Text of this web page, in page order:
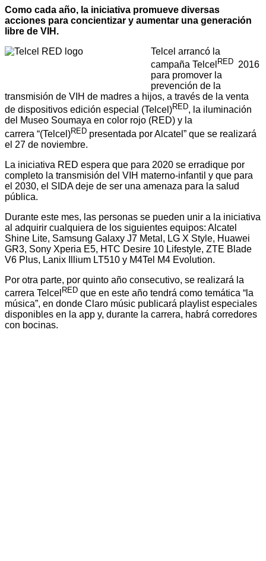
Como cada año, la iniciativa promueve diversas
acciones para concientizar y aumentar una generación
libre de VIH.
Telcel arrancó la
campaña Telcel RED 2016
para promover la
prevención de la
transmisión de VIH de madres a hijos, a través de la venta
de dispositivos edición especial (Telcel)RED, la iluminación
del Museo Soumaya en color rojo (RED) y la
carrera “(Telcel)RED presentada por Alcatel” que se realizará
el 27 de noviembre.
La iniciativa RED espera que para 2020 se erradique por
completo la transmisión del VIH materno-infantil y que para
el 2030, el SIDA deje de ser una amenaza para la salud
pública.
Durante este mes, las personas se pueden unir a la iniciativa
al adquirir cualquiera de los siguientes equipos: Alcatel
Shine Lite, Samsung Galaxy J7 Metal, LG X Style, Huawei
GR3, Sony Xperia E5, HTC Desire 10 Lifestyle, ZTE Blade
V6 Plus, Lanix Illium LT510 y M4Tel M4 Evolution.
Por otra parte, por quinto año consecutivo, se realizará la
carrera Telcel RED que en este año tendrá como temática “la
música”, en donde Claro músic publicará playlist especiales
disponibles en la app y, durante la carrera, habrá corredores
con bocinas.